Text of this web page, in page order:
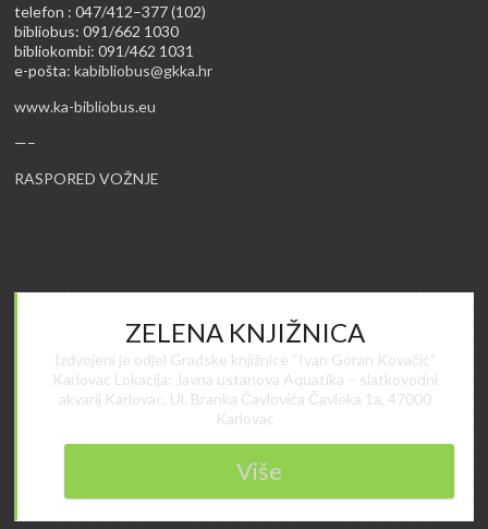
telefon : 047/412–377 (102)
bibliobus: 091/662 1030
bibliokombi: 091/462 1031
e-pošta:kabibliobus@gkka.hr
www.ka-bibliobus.eu
—–
RASPORED VOŽNJE
ZELENA KNJIŽNICA
Izdvojeni je odjel Gradske knjižnice “Ivan Goran Kovačić”
Karlovac Lokacija: Javna ustanova Aquatika – slatkovodni
akvarij Karlovac, Ul. Branka Čavlovića Čavleka 1a, 47000
Karlovac
Više